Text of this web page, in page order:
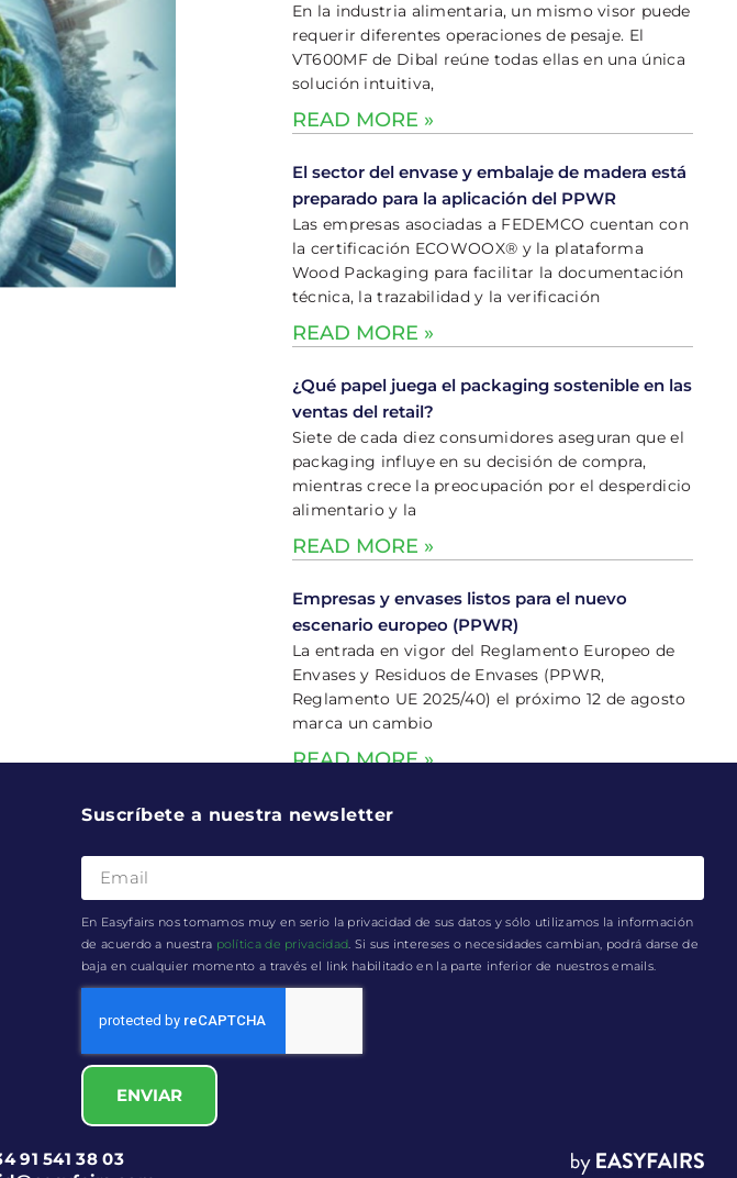
En la industria alimentaria, un mismo visor puede
requerir diferentes operaciones de pesaje. El
VT600MF de Dibal reúne todas ellas en una única
solución intuitiva,
READ MORE »
El sector del envase y embalaje de madera está
preparado para la aplicación del PPWR
Las empresas asociadas a FEDEMCO cuentan con
la certificación ECOWOOX® y la plataforma
Wood Packaging para facilitar la documentación
técnica, la trazabilidad y la verificación
READ MORE »
¿Qué papel juega el packaging sostenible en las
ventas del retail?
Siete de cada diez consumidores aseguran que el
packaging influye en su decisión de compra,
mientras crece la preocupación por el desperdicio
alimentario y la
READ MORE »
Empresas y envases listos para el nuevo
escenario europeo (PPWR)
La entrada en vigor del Reglamento Europeo de
Envases y Residuos de Envases (PPWR,
Reglamento UE 2025/40) el próximo 12 de agosto
marca un cambio
READ MORE »
Suscríbete a nuestra newsletter
En Easyfairs nos tomamos muy en serio la privacidad de sus datos y sólo utilizamos la información
de acuerdo a nuestra política de privacidad. Si sus intereses o necesidades cambian, podrá darse de
baja en cualquier momento a través el link habilitado en la parte inferior de nuestros emails.
ENVIAR
91 541 38 03